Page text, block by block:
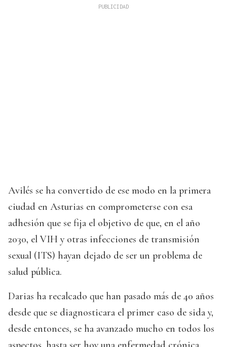
Avilés se ha convertido de ese modo en la primera
ciudad en Asturias en comprometerse con esa
adhesión que se fija el objetivo de que, en el año
2030, el VIH y otras infecciones de transmisión
sexual (ITS) hayan dejado de ser un problema de
salud pública.
Darias ha recalcado que han pasado más de 40 años
desde que se diagnosticara el primer caso de sida y,
desde entonces, se ha avanzado mucho en todos los